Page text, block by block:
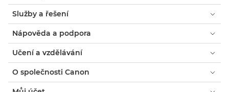
Služby a řešení
Nápověda a podpora
Učení a vzdělávání
O společnosti Canon